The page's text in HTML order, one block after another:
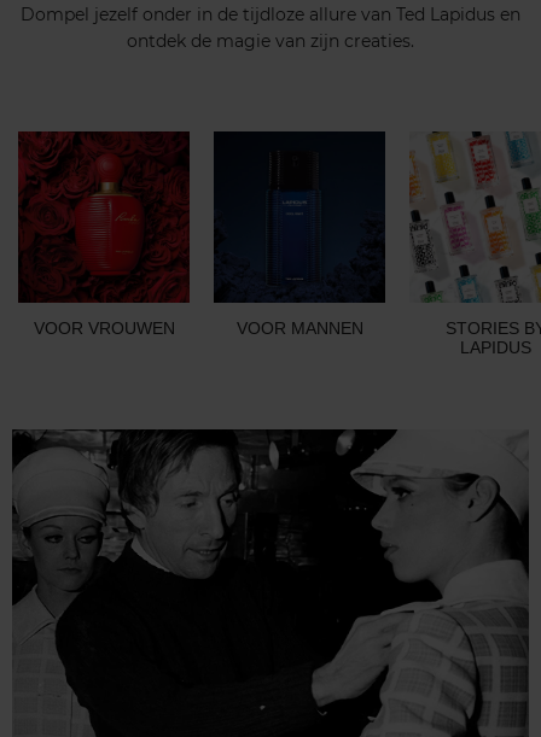
Dompel jezelf onder in de tijdloze allure van Ted Lapidus en
ontdek de magie van zijn creaties.
VOOR VROUWEN VOOR MANNEN
STORIES
LAPIDUS